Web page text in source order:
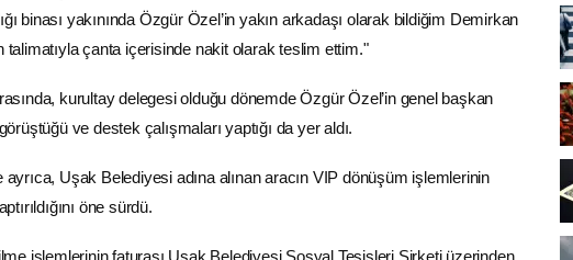
binası yakınında Özgür Özel’in yakın arkadaşı olarak bildiğim Demirkan
çanta içerisinde nakit olarak teslim ettim."
kurultay delegesi olduğu dönemde Özgür Özel’in genel başkan
ve destek çalışmaları yaptığı da yer aldı.
Uşak Belediyesi adına alınan aracın VIP dönüşüm işlemlerinin
öne sürdü.
işlemlerinin faturası Uşak Belediyesi Sosyal Tesisleri Şirketi üzerinden